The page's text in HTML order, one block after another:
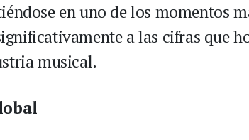
en uno de los momentos
a las cifras que
musical.